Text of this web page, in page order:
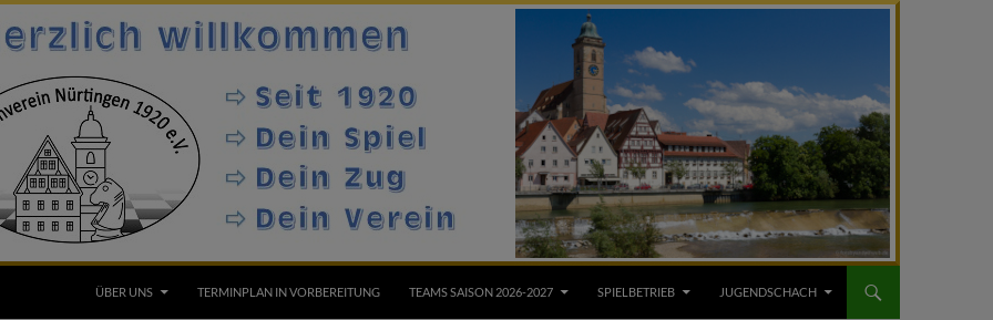
ÜBER UNS TERMINPLAN IN VORBEREITUNG TEAMS SAISON 2026-2027 SPIELBETRIEB JUGENDSCHACH